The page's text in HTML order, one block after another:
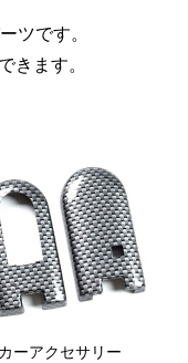
ツです。
きます。
カーアクセサリー